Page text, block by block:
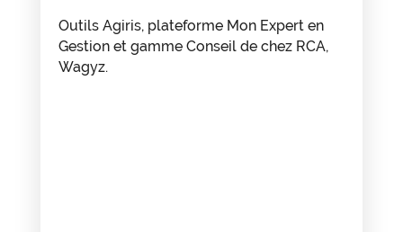
Outils Agiris, plateforme Mon Expert en
Gestion et gamme Conseil de chez RCA,
Wagyz.